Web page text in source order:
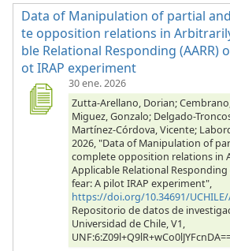
Data of Manipulation of partial
te opposition relations in
ble Relational Responding (AARR)
ot IRAP experiment
30 ene. 2026
Zutta-Arellano, Dorian;
Miguez, Gonzalo; Delgado-
Martínez-Córdova, Vicente;
2026, "Data of Manipulation of
complete opposition relations in
Applicable Relational Responding
fear: A pilot IRAP experiment",
https://doi.org/10.34691/UCHILE/
Repositorio de datos de
Universidad de Chile, V1,